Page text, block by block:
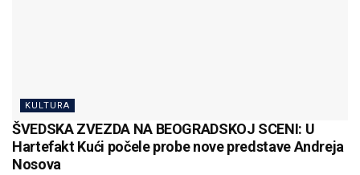
KULTURA
ŠVEDSKA ZVEZDA NA BEOGRADSKOJ SCENI: U
Hartefakt Kući počele probe nove predstave Andreja
Nosova